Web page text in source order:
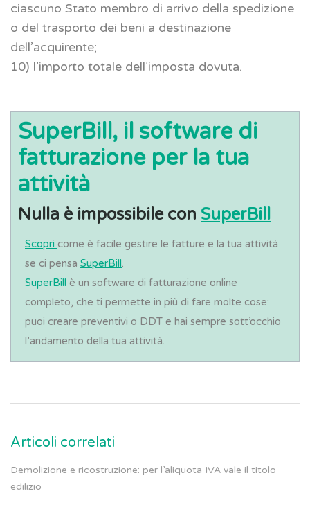
ciascuno Stato membro di arrivo della spedizione
o del trasporto dei beni a destinazione
dell’acquirente;
10) l’importo totale dell’imposta dovuta.
SuperBill, il software di
fatturazione per la tua
attività
Nulla è impossibile con SuperBill
Scopri come è facile gestire le fatture e la tua attività
se ci pensa SuperBill .
SuperBill
è un software di fatturazione online
completo, che ti permette in più di fare molte cose:
puoi creare preventivi o DDT e hai sempre sott’occhio
l’andamento della tua attività.
Articoli correlati
Demolizione e ricostruzione: per l’aliquota IVA vale il titolo
edilizio